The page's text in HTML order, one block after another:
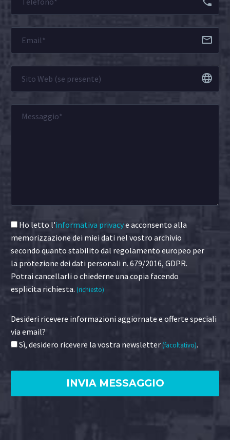
Ho letto l'informativa privacye acconsento alla
memorizzazione dei miei dati nel vostro archivio
secondo quanto stabilito dal regolamento europeo per
la protezione dei dati personali n. 679/2016, GDPR.
Potrai cancellarli o chiederne una copia facendo
esplicita richiesta. (richiesto)
Desideri ricevere informazioni aggiornate e offerte speciali
via email?
Sì, desidero ricevere la vostra newsletter(facoltativo).